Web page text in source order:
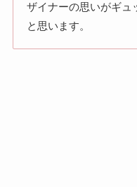
ザイナーの思いがギュ
と思います。